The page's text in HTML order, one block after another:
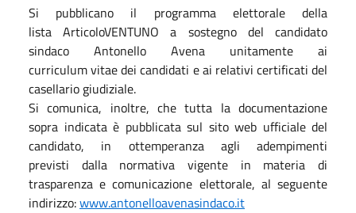
Si pubblicano il programma elettorale della
lista ArticoloVENTUNO a sostegno del candidato
sindaco Antonello Avena unitamente ai
curriculum vitae dei candidati e ai relativi certificati del
casellario giudiziale.
Si comunica, inoltre, che tutta la documentazione
sopra indicata è pubblicata sul sito web ufficiale del
candidato, in ottemperanza agli adempimenti
previsti dalla normativa vigente in materia di
trasparenza e comunicazione elettorale, al seguente
indirizzo:www.antonelloavenasindaco.it